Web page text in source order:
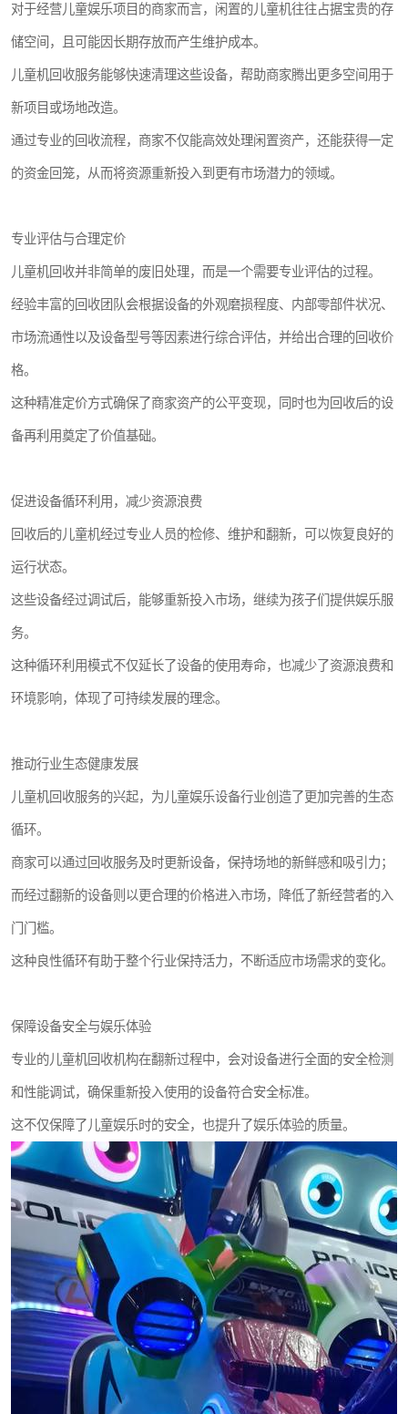
对于经营儿童娱乐项目的商家而言，闲置的儿童机往往占据宝贵的存
储空间，且可能因长期存放而产生维护成本。
儿童机回收服务能够快速清理这些设备，帮助商家腾出更多空间用于
新项目或场地改造。
通过专业的回收流程，商家不仅能高效处理闲置资产，还能获得一定
的资金回笼，从而将资源重新投入到更有市场潜力的领域。
专业评估与合理定价
儿童机回收并非简单的废旧处理，而是一个需要专业评估的过程。
经验丰富的回收团队会根据设备的外观磨损程度、内部零部件状况、
市场流通性以及设备型号等因素进行综合评估，并给出合理的回收价
格。
这种精准定价方式确保了商家资产的公平变现，同时也为回收后的设
备再利用奠定了价值基础。
促进设备循环利用，减少资源浪费
回收后的儿童机经过专业人员的检修、维护和翻新，可以恢复良好的
运行状态。
这些设备经过调试后，能够重新投入市场，继续为孩子们提供娱乐服
务。
这种循环利用模式不仅延长了设备的使用寿命，也减少了资源浪费和
环境影响，体现了可持续发展的理念。
推动行业生态健康发展
儿童机回收服务的兴起，为儿童娱乐设备行业创造了更加完善的生态
循环。
商家可以通过回收服务及时更新设备，保持场地的新鲜感和吸引力；
而经过翻新的设备则以更合理的价格进入市场，降低了新经营者的入
门门槛。
这种良性循环有助于整个行业保持活力，不断适应市场需求的变化。
保障设备安全与娱乐体验
专业的儿童机回收机构在翻新过程中，会对设备进行全面的安全检测
和性能调试，确保重新投入使用的设备符合安全标准。
这不仅保障了儿童娱乐时的安全，也提升了娱乐体验的质量。